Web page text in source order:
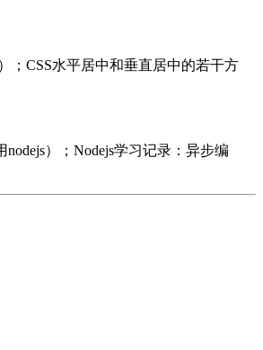
；CSS水平居中和垂直居中的若干方
）；Nodejs学习记录：异步编